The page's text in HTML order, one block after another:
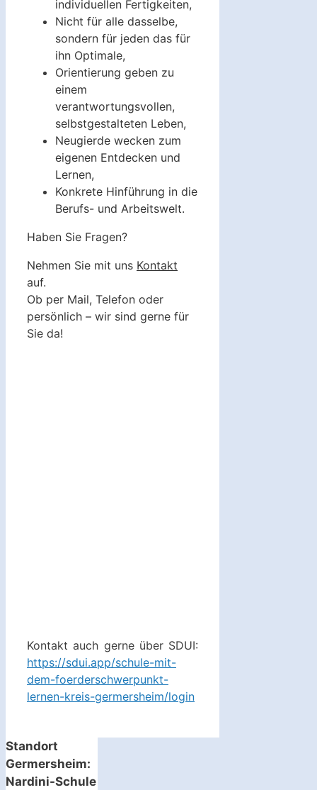
individuellen Fertigkeiten,
Nicht für alle dasselbe,
sondern für jeden das für
ihn Optimale,
Orientierung geben zu
einem
verantwortungsvollen,
selbstgestalteten Leben,
Neugierde wecken zum
eigenen Entdecken und
Lernen,
Konkrete Hinführung in die
Berufs- und Arbeitswelt.
Haben Sie Fragen?
Nehmen Sie mit uns Kontakt
auf.
Ob per Mail, Telefon oder
persönlich – wir sind gerne für
Sie da!
Kontakt auch gerne über SDUI:
https://sdui.app/schule-mit-
dem-foerderschwerpunkt-
lernen-kreis-germersheim/login
Standort
Germersheim:
Nardini-Schule